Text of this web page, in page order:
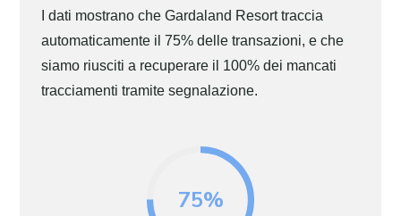
I dati mostrano che Gardaland Resort traccia
automaticamente il 75% delle transazioni, e che
siamo riusciti a recuperare il 100% dei mancati
tracciamenti tramite segnalazione.
75%